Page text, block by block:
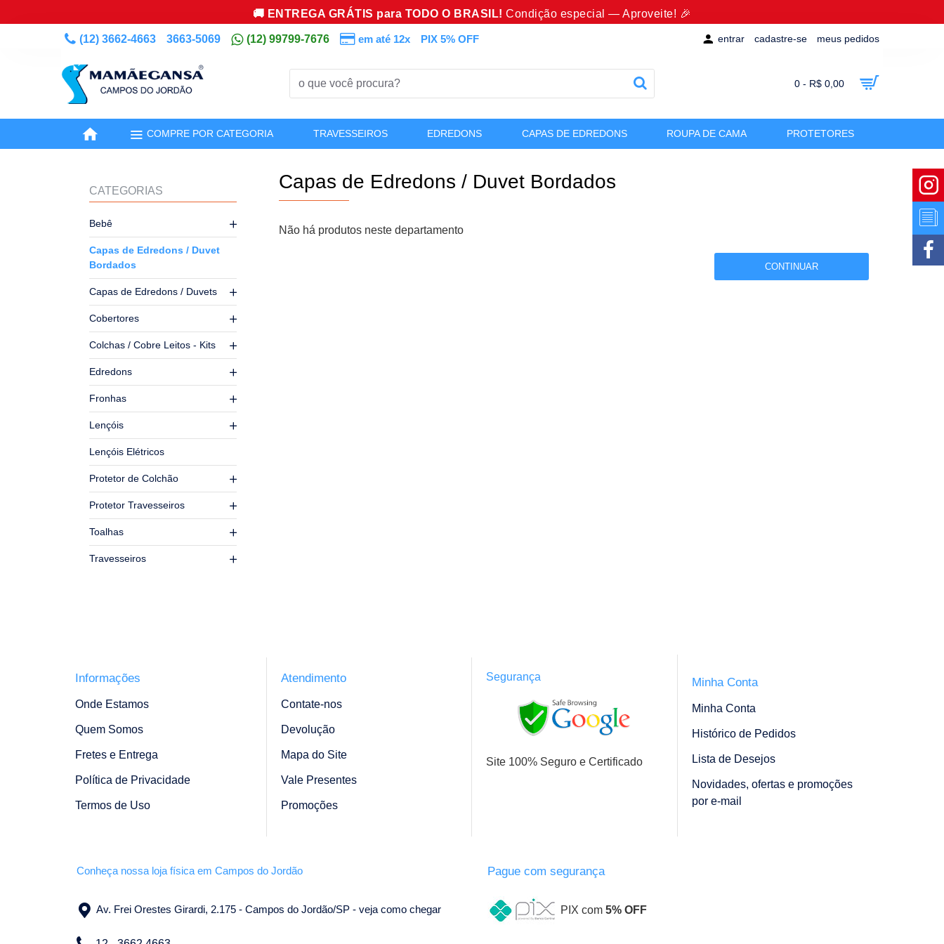
🚚 ENTREGA GRÁTIS para TODO O BRASIL!Condição especial — Aproveite! 🎉
(12) 3662-4663 3663-5069 (12) 99799-7676 em até 12x PIX 5% OFF entrar cadastre-se meus pedidos
0 - R$ 0,00
COMPRE POR CATEGORIA TRAVESSEIROS EDREDONS CAPAS DE EDREDONS ROUPA DE CAMA PROTETORES
CATEGORIAS
Bebê
Capas de Edredons / Duvet
Bordados
Capas de Edredons / Duvets
Cobertores
Colchas / Cobre Leitos - Kits
Edredons
Fronhas
Lençóis
Lençóis Elétricos
Protetor de Colchão
Protetor Travesseiros
Toalhas
Travesseiros
Capas de Edredons / Duvet Bordados
Não há produtos neste departamento
CONTINUAR
Informações
Onde Estamos
Quem Somos
Fretes e Entrega
Política de Privacidade
Termos de Uso
Atendimento
Contate-nos
Devolução
Mapa do Site
Vale Presentes
Promoções
Segurança
Site 100% Seguro e Certificado
Minha Conta
Minha Conta
Histórico de Pedidos
Lista de Desejos
Novidades, ofertas e promoções
por e-mail
Conheça nossa loja física em Campos do Jordão
Av. Frei Orestes Girardi, 2.175 - Campos do Jordão/SP - veja como chegar
Pague com segurança
PIX com 5% OFF